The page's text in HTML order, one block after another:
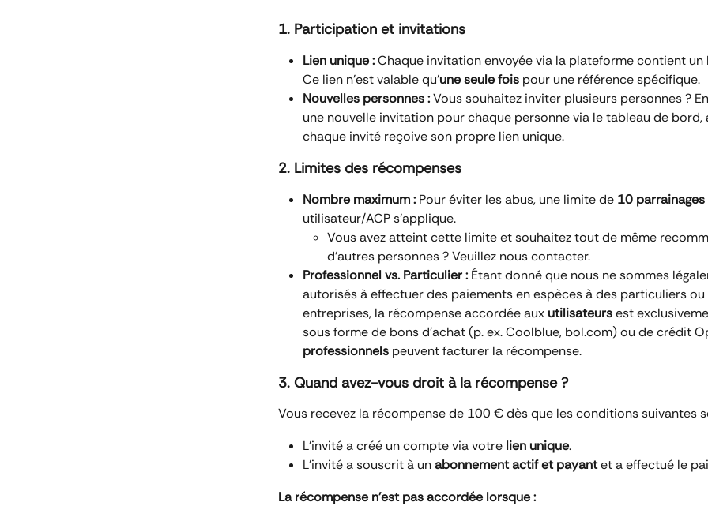
1. Participation et invitations
Lien unique : Chaque invitation envoyée via la plateforme contient un
Ce lien n'est valable qu'une seule fois pour une référence spécifique.
Nouvelles personnes : Vous souhaitez inviter plusieurs personnes ?
une nouvelle invitation pour chaque personne via le tableau de bord,
chaque invité reçoive son propre lien unique.
2. Limites des récompenses
Nombre maximum : Pour éviter les abus, une limite de 10
utilisateur/ACP s'applique.
Vous avez atteint cette limite et souhaitez tout de même
d'autres personnes ? Veuillez nous contacter.
Professionnel vs. Particulier : Étant donné que nous ne sommes
autorisés à effectuer des paiements en espèces à des particuliers
entreprises, la récompense accordée aux utilisateurs est
sous forme de bons d'achat (p. ex. Coolblue, bol.com) ou de crédit
professionnels peuvent facturer la récompense.
3. Quand avez-vous droit à la récompense ?
Vous recevez la récompense de 100 € dès que les conditions suivantes
L'invité a créé un compte via votre lien unique.
L'invité a souscrit à un abonnement actif et payant et a effectué le
La récompense n'est pas accordée lorsque :